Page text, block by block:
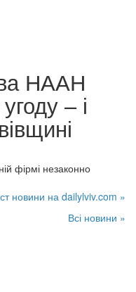
НААН
– і
фірмі незаконно
новини на dailylviv.com »
Всі новини »